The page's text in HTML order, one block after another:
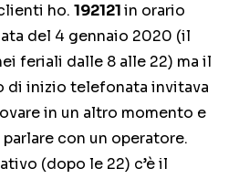
ho. 192121in orario
del 4 gennaio 2020 (il
feriali dalle 8 alle 22) ma il
di inizio telefonata invitava
in un altro momento e
con un operatore.
(dopo le 22) c’è il